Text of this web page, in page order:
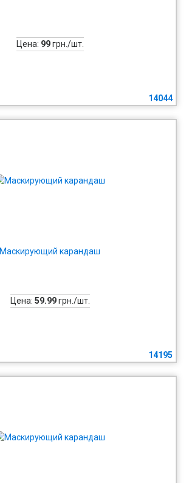
Цена: 99грн./шт.
14044
Маскирующий карандаш
Цена: 59.99грн./шт.
14195